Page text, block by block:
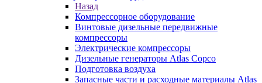
Назад
Компрессорное оборудование
Винтовые дизельные передвижные
компрессоры
Электрические компрессоры
Дизельные генераторы Atlas Copco
Подготовка воздуха
Запасные части и расходные материалы Atlas